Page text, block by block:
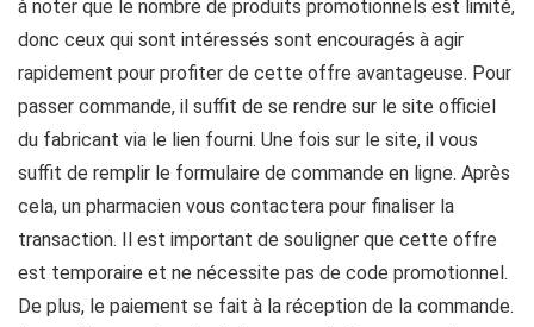
à noter que le nombre de produits promotionnels est limité,
donc ceux qui sont intéressés sont encouragés à agir
rapidement pour profiter de cette offre avantageuse. Pour
passer commande, il suffit de se rendre sur le site officiel
du fabricant via le lien fourni. Une fois sur le site, il vous
suffit de remplir le formulaire de commande en ligne. Après
cela, un pharmacien vous contactera pour finaliser la
transaction. Il est important de souligner que cette offre
est temporaire et ne nécessite pas de code promotionnel.
De plus, le paiement se fait à la réception de la commande.